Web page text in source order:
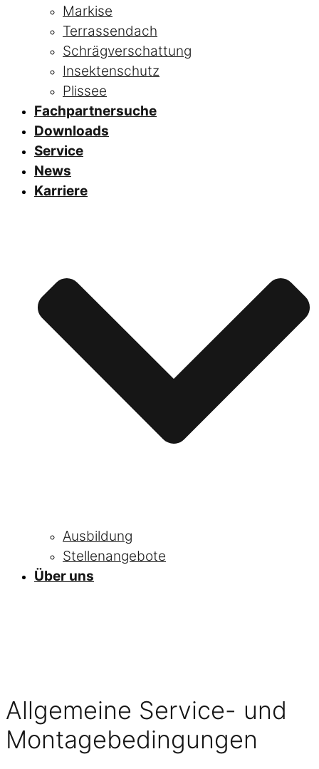
Markise
Terrassendach
Schrägverschattung
Insektenschutz
Plissee
Fachpartnersuche
Downloads
Service
News
Karriere
Ausbildung
Stellenangebote
Über uns
Allgemeine Service- und
Montagebedingungen